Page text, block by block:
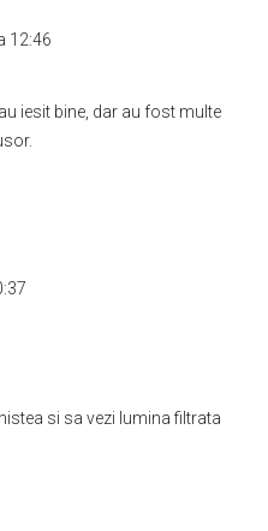
12:46
iesit bine, dar au fost multe
si sa vezi lumina filtrata